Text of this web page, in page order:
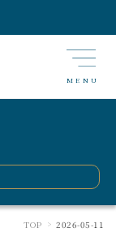
MENU
TOP > 2026-05-11